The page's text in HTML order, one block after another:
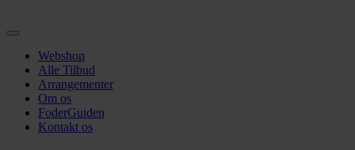
Webshop
Alle Tilbud
Arrangementer
Om os
FoderGuiden
Kontakt os